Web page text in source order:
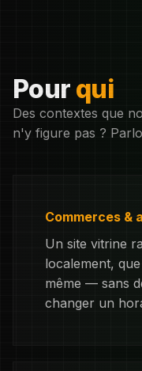
Pour qui
Des contextes que
n'y figure pas ?
Commerces &
Un site vitrine
localement,
même — sans
changer un